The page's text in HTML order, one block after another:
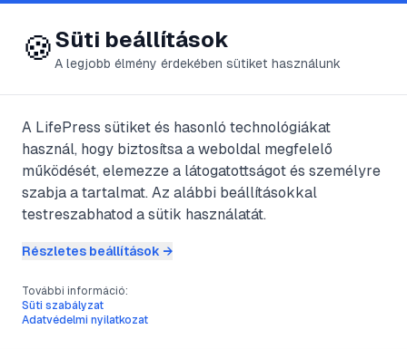
😍 LifePress
@johnnypasconi
2025. január 2. 2 perc olvasás
The Sims 3- Leszáll
az éj
#EA Games
🍪Süti beállítások
A legjobb élmény érdekében sütiket használunk
A LifePress sütiket és hasonló technológiákat
használ, hogy biztosítsa a weboldal megfelelő
működését, elemezze a látogatottságot és személyre
szabja a tartalmat. Az alábbi beállításokkal
testreszabhatod a sütik használatát.
Részletes beállítások →
További információ:
Süti szabályzat
Adatvédelmi nyilatkozat